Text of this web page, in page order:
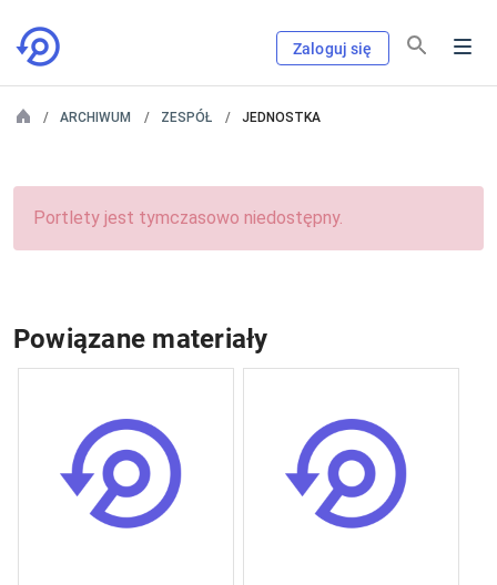
Zaloguj się
ARCHIWUM ZESPÓŁ JEDNOSTKA
Portlety jest tymczasowo niedostępny.
Powiązane materiały